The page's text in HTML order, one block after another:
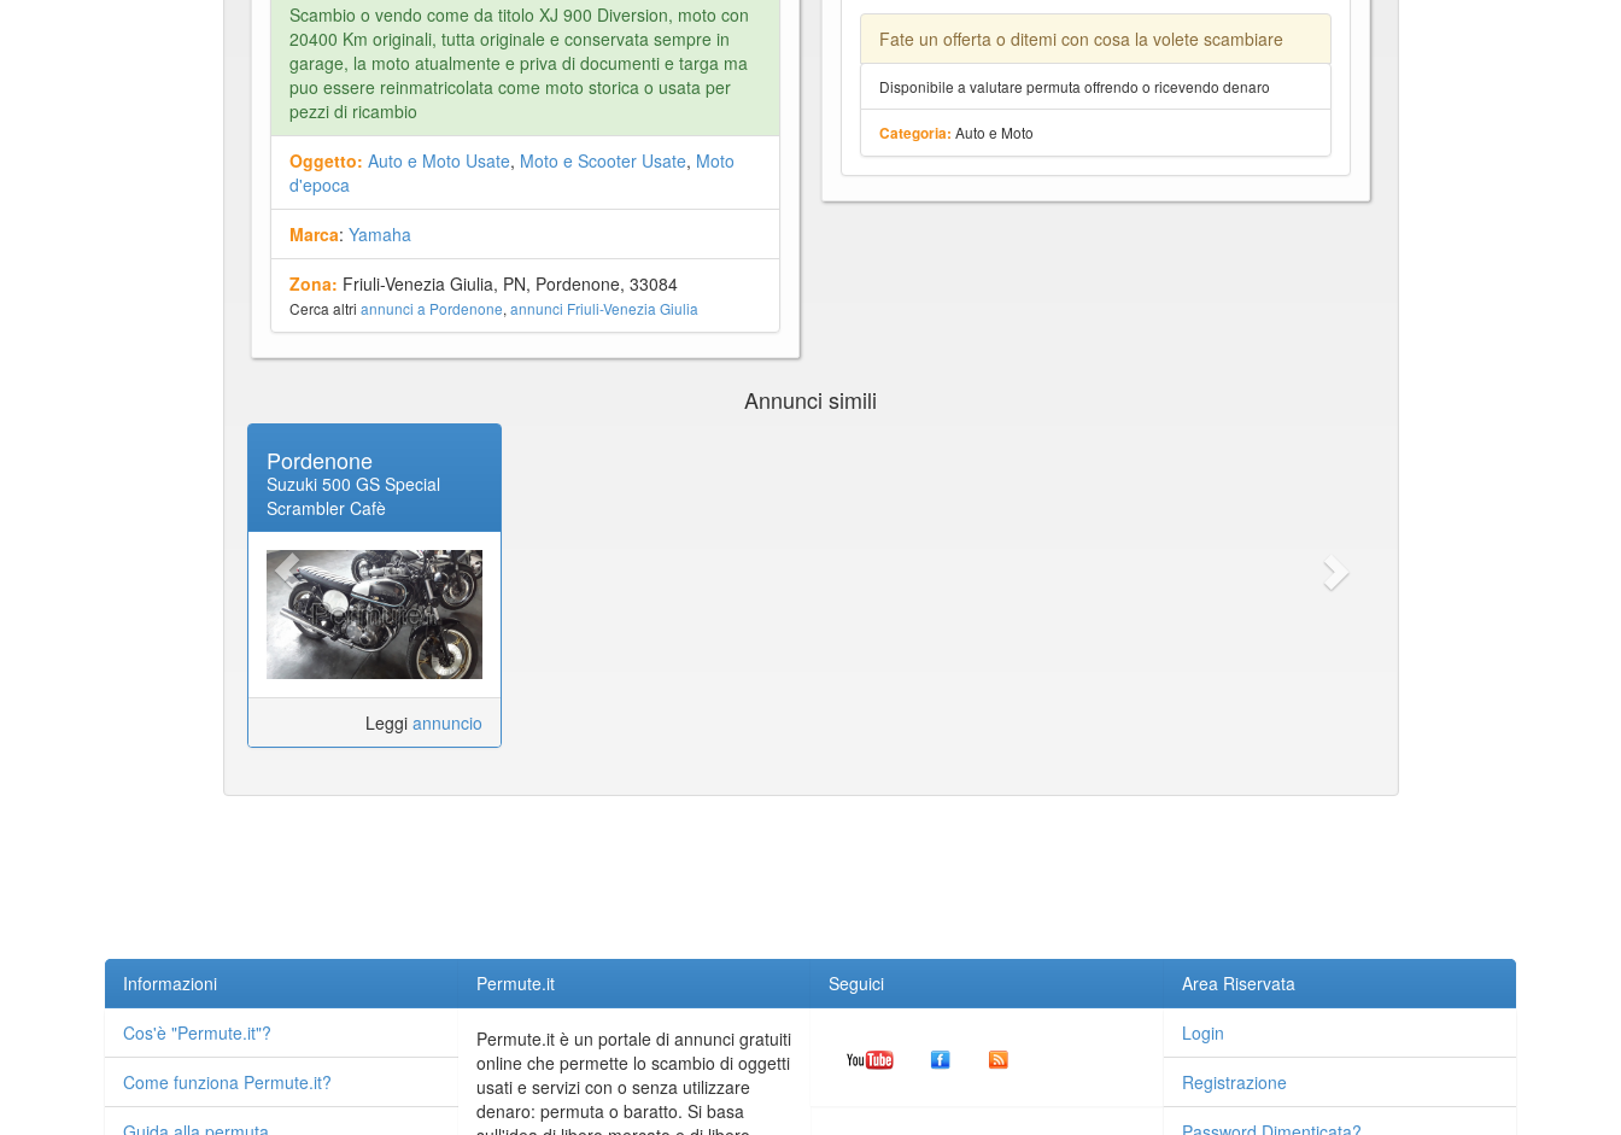
Scambio o vendo come da titolo XJ 900 Diversion, moto con
20400 Km originali, tutta originale e conservata sempre in
garage, la moto atualmente e priva di documenti e targa ma
puo essere reinmatricolata come moto storica o usata per
pezzi di ricambio
Oggetto: Auto e Moto Usate, Moto e Scooter Usate, Moto
d'epoca
Marca: Yamaha
Zona: Friuli-Venezia Giulia, PN, Pordenone, 33084
Cerca altri annunci a Pordenone, annunci Friuli-Venezia Giulia
Fate un offerta o ditemi con cosa la volete scambiare
Disponibile a valutare permuta offrendo o ricevendo denaro
Categoria: Auto e Moto
Annunci simili
Pordenone
Suzuki 500 GS Special
Scrambler Cafè
Leggi annuncio
Informazioni
Cos'è "Permute.it"?
Come funziona Permute.it?
Permute.it
Permute.it è un portale di annunci gratuiti
online che permette lo scambio di oggetti
usati e servizi con o senza utilizzare
denaro: permuta o baratto. Si basa
Seguici Area Riservata
Login
Registrazione